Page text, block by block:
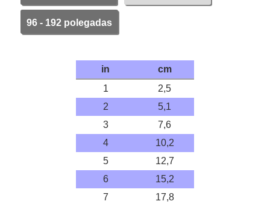
96 - 192 polegadas
in
cm
1
2,5
2
5,1
3
7,6
4
10,2
5
12,7
6
15,2
7
17,8